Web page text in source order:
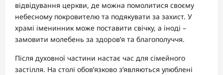
відвідування церкви, де можна помолитися своєму
небесному покровителю та подякувати за захист. У
храмі іменинник може поставити свічку, а іноді –
замовити молебень за здоров’я та благополуччя.
Після духовної частини настає час для сімейного
застілля. На столі обов’язково з’являються улюблені